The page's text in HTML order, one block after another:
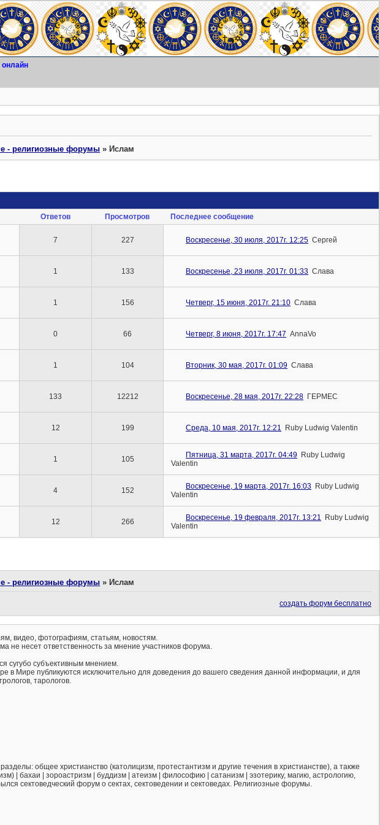
онлайн
- религиозные форумы »Ислам
Ответов Просмотров Последнее сообщение
7 227 Воскресенье, 30 июля, 2017г. 12:25 Сергей
1 133 Воскресенье, 23 июля, 2017г. 01:33 Слава
1 156 Четверг, 15 июня, 2017г. 21:10 Слава
0 66 Четверг, 8 июня, 2017г. 17:47 AnnaVo
1 104 Вторник, 30 мая, 2017г. 01:09 Слава
133 12212 Воскресенье, 28 мая, 2017г. 22:28 ГЕРМЕС
12 199 Среда, 10 мая, 2017г. 12:21 Ruby Ludwig Valentin
1 105 Пятница, 31 марта, 2017г. 04:49 Ruby Ludwig
Valentin
4 152 Воскресенье, 19 марта, 2017г. 16:03 Ruby Ludwig
Valentin
12 266 Воскресенье, 19 февраля, 2017г. 13:21
Ruby Ludwig
Valentin
- религиозные форумы »Ислам
создать форум бесплатно
видео, фотографиям, статьям, новостям.
несет ответственность за мнение участников форума.
сугубо субъективным мнением.
в Мире публикуются исключительно для доведения до вашего сведения данной информации, и для
тарологов.
общее христианство (католицизм, протестантизм и другие течения в христианстве), а также
| бахаи | зороастризм | буддизм | атеизм | философию | сатанизм | эзотерику, магию, астрологию,
сектоведческий форум о сектах, сектоведении и сектоведах. Религиозные форумы.